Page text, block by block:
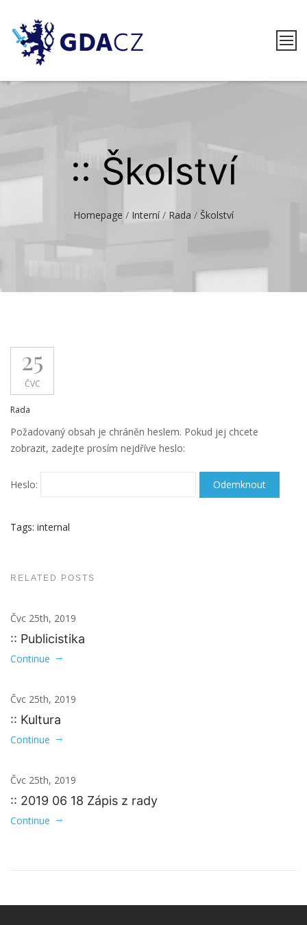
content
GDACZ
:: Školství
Homepage / Interní / Rada / Školství
25
ČVC
Rada
Požadovaný obsah je chráněn heslem. Pokud jej chcete
zobrazit, zadejte prosím nejdříve heslo:
Heslo:
Tags: internal
RELATED POSTS
Čvc 25th, 2019
:: Publicistika
Continue
Čvc 25th, 2019
:: Kultura
Continue
Čvc 25th, 2019
:: 2019 06 18 Zápis z rady
Continue